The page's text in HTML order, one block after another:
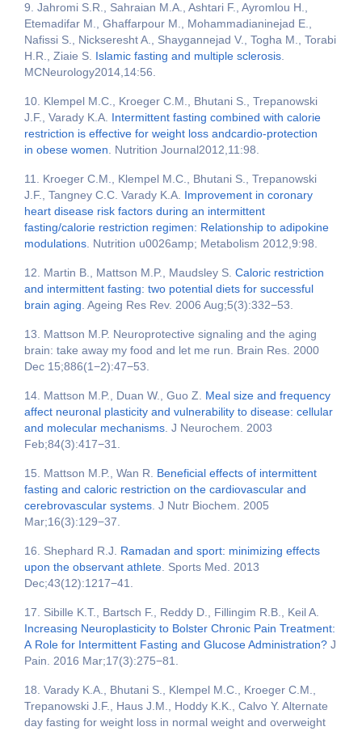
9. Jahromi S.R., Sahraian M.A., Ashtari F., Ayromlou H.,
Etemadifar M., Ghaffarpour M., Mohammadianinejad E.,
Nafissi S., Nickseresht A., Shaygannejad V., Togha M., Torabi
H.R., Ziaie S. Islamic fasting and multiple sclerosis.
MCNeurology2014,14:56.
10. Klempel M.C., Kroeger C.M., Bhutani S., Trepanowski
J.F., Varady K.A. Intermittent fasting combined with calorie
restriction is effective for weight loss andcardio-protection
in obese women. Nutrition Journal2012,11:98.
11. Kroeger C.M., Klempel M.C., Bhutani S., Trepanowski
J.F., Tangney C.C. Varady K.A. Improvement in coronary
heart disease risk factors during an intermittent
fasting/calorie restriction regimen: Relationship to adipokine
modulations. Nutrition u0026amp; Metabolism 2012,9:98.
12. Martin B., Mattson M.P., Maudsley S. Caloric restriction
and intermittent fasting: two potential diets for successful
brain aging. Ageing Res Rev. 2006 Aug;5(3):332−53.
13. Mattson M.P. Neuroprotective signaling and the aging
brain: take away my food and let me run. Brain Res. 2000
Dec 15;886(1−2):47−53.
14. Mattson M.P., Duan W., Guo Z. Meal size and frequency
affect neuronal plasticity and vulnerability to disease: cellular
and molecular mechanisms. J Neurochem. 2003
Feb;84(3):417−31.
15. Mattson M.P., Wan R. Beneficial effects of intermittent
fasting and caloric restriction on the cardiovascular and
cerebrovascular systems. J Nutr Biochem. 2005
Mar;16(3):129−37.
16. Shephard R.J. Ramadan and sport: minimizing effects
upon the observant athlete. Sports Med. 2013
Dec;43(12):1217−41.
17. Sibille K.T., Bartsch F., Reddy D., Fillingim R.B., Keil A.
Increasing Neuroplasticity to Bolster Chronic Pain Treatment:
A Role for Intermittent Fasting and Glucose Administration? J
Pain. 2016 Mar;17(3):275−81.
18. Varady K.A., Bhutani S., Klempel M.C., Kroeger C.M.,
Trepanowski J.F., Haus J.M., Hoddy K.K., Calvo Y. Alternate
day fasting for weight loss in normal weight and overweight